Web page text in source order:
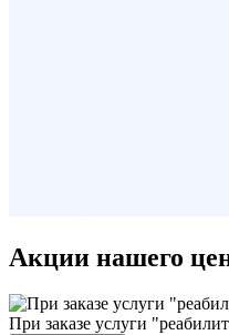
Акции нашего
При заказе услуги